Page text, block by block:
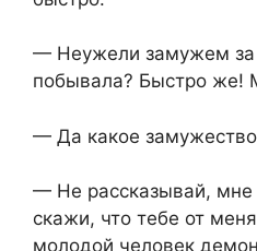
— Неужели замужем за
побывала? Быстро же!
— Да какое
— Не рассказывай, мне
скажи, что тебе от
молодой человек